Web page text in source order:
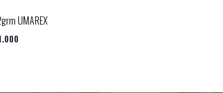
UMAREX